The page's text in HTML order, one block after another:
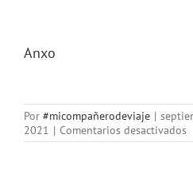
Anxo
Por #micompañerodeviaje |
2021 | Comentarios desactivadosen